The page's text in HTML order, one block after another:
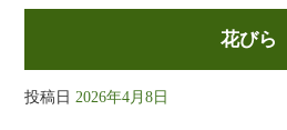
花びら
投稿日 2026年4月8日